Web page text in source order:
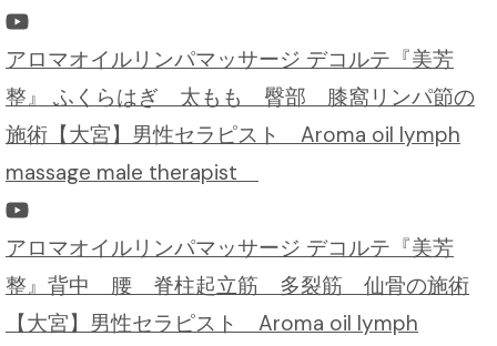
アロマオイルリンパマッサージ デコルテ『美芳
整』 ふくらはぎ 太もも 臀部 膝窩リンパ節の
施術【大宮】男性セラピスト Aroma oil lymph
massage male therapist
アロマオイルリンパマッサージ デコルテ『美芳
整』背中 腰 脊柱起立筋 多裂筋 仙骨の施術
【大宮】男性セラピスト Aroma oil lymph